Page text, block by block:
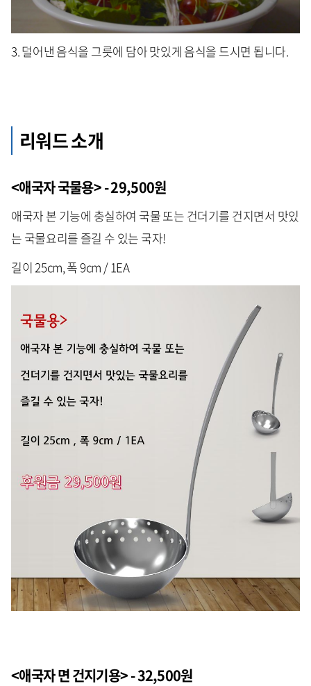
3. 덜어낸 음식을 그릇에 담아 맛있게 음식을 드시면 됩니다.
리워드 소개
<애국자 국물용> - 29,500원
애국자 본 기능에 충실하여 국물 또는 건더기를 건지면서 맛있
는 국물요리를 즐길 수 있는 국자!
길이 25cm, 폭 9cm / 1EA
<애국자 면 건지기용> - 32,500원